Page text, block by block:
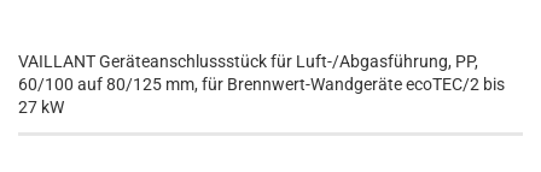
VAILLANT Geräteanschlussstück für Luft-/Abgasführung, PP,
60/100 auf 80/125 mm, für Brennwert-Wandgeräte ecoTEC/2 bis
27 kW